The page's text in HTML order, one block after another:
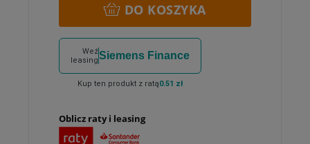
DO KOSZYKA
Weź
leasingSiemens Finance
Kup ten produkt z ratą0.51 zł
Oblicz raty i leasing